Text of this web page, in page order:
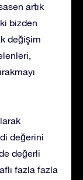
artık
bizden
değişim
değerini
değerli
fazla fazla